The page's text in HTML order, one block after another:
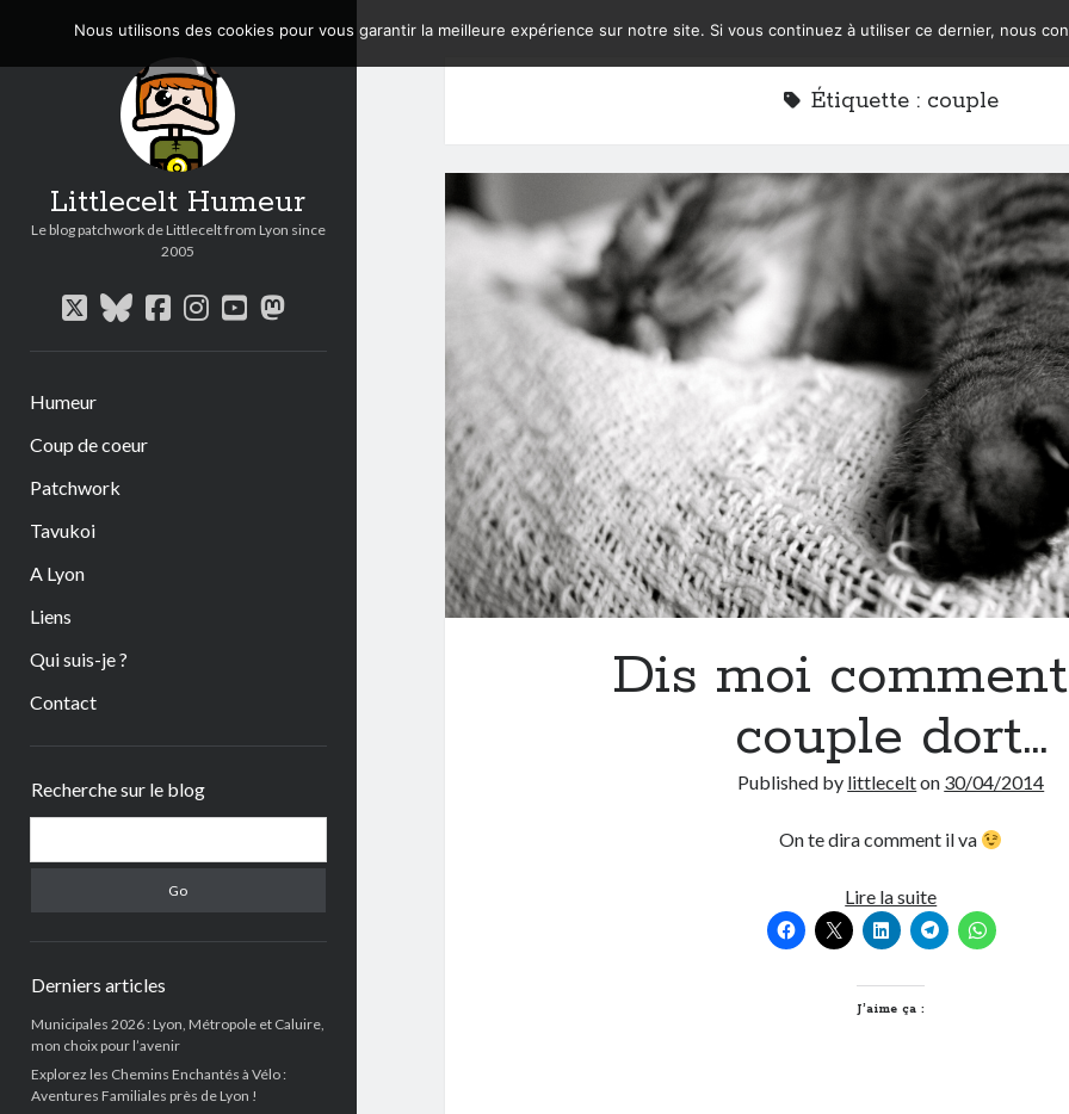
Littlecelt Humeur
Le blog patchwork de Littlecelt from Lyon since
2005
twitterbluesky
facebook
instagram
youtube
mastodon
Humeur
Coup de coeur
Patchwork
Tavukoi
A Lyon
Liens
Qui suis-je ?
Contact
Recherche sur le blog
Derniers articles
Municipales 2026 : Lyon, Métropole et Caluire,
mon choix pour l’avenir
Explorez les Chemins Enchantés à Vélo :
Aventures Familiales près de Lyon !
Étiquette : couple
Dis moi
couple dort…
Published by littlecelton 30/04/2014
On te dira comment il va
Lire la suiteDis
moi
comment
J’aime ça :
Nous utilisons des cookies pour vous garantir la meilleure expérience sur notre site. Si vous continuez à utiliser ce dernier, nous